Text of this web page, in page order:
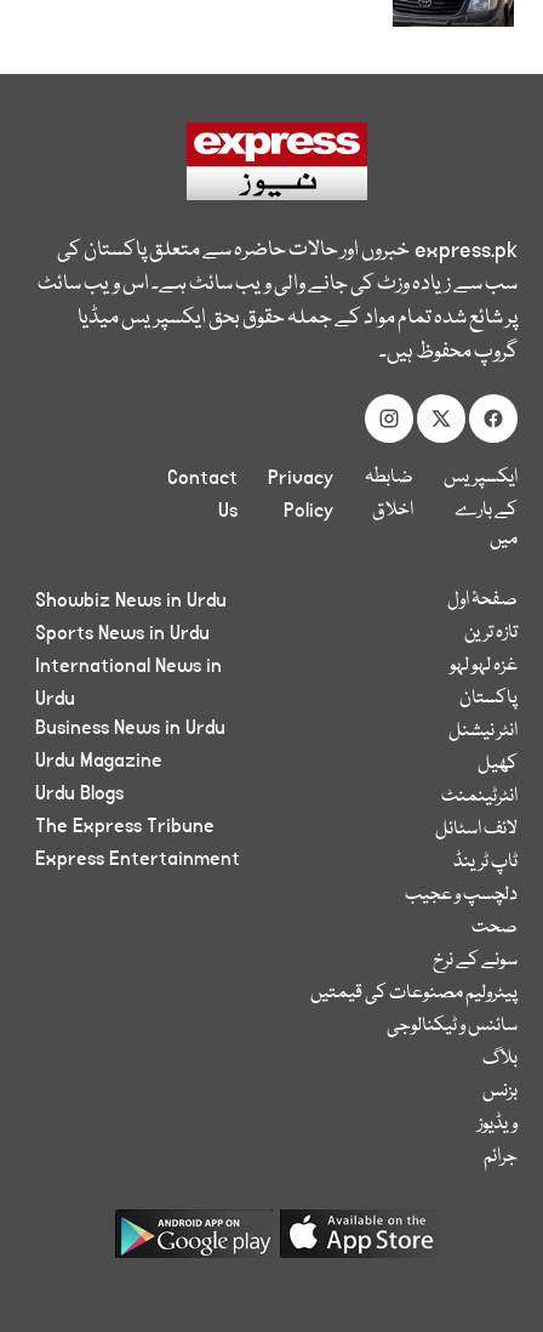
express.pkخبروں اور حالات حاضرہ سے متعلق پاکستان کی
سب سے زیادہ وزٹ کی جانے والی ویب سائٹ ہے۔ اس ویب سائٹ
پر شائع شدہ تمام مواد کے جملہ حقوق بحق ایکسپریس میڈیا
گروپ محفوظ ہیں۔
ایکسپریس
کے بارے
میں
ضابطہ
اخلاق
Privacy
Policy
Contact
Us
صفحۂ اول
تازہ ترین
غزہ لہو لہو
پاکستان
انٹر نیشنل
کھیل
انٹرٹینمنٹ
لائف اسٹائل
ٹاپ ٹرینڈ
دلچسپ و عجیب
صحت
سونے کے نرخ
پیٹرولیم مصنوعات کی قیمتیں
سائنس و ٹیکنالوجی
بلاگ
بزنس
ویڈیوز
جرائم
Showbiz News in Urdu
Sports News in Urdu
International News in
Urdu
Business News in Urdu
Urdu Magazine
Urdu Blogs
The Express Tribune
Express Entertainment